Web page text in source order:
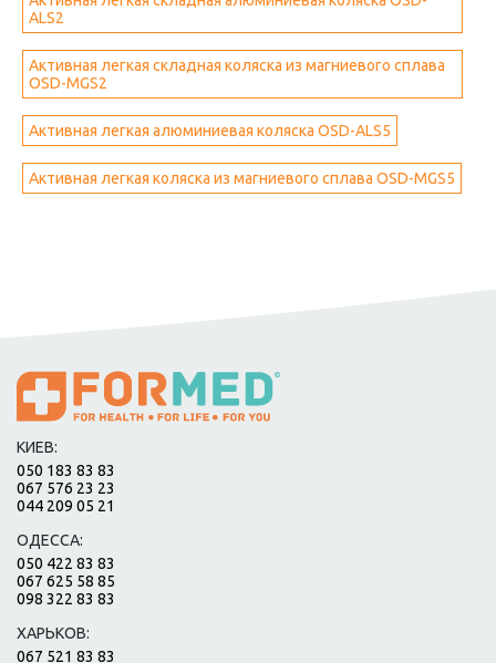
ALS2
Активная легкая складная коляска из магниевого сплава
OSD-MGS2
Активная легкая алюминиевая коляска OSD-ALS5
Активная легкая коляска из магниевого сплава OSD-MGS5
КИЕВ:
050 183 83 83
067 576 23 23
044 209 05 21
ОДЕССА:
050 422 83 83
067 625 58 85
098 322 83 83
ХАРЬКОВ:
067 521 83 83